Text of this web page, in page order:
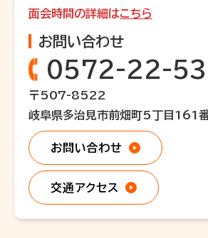
面会時間の詳細はこちら
お問い合わせ
0572-22-
〒507-8522
岐阜県多治見市前畑町5丁目161
お問い合わせ
交通アクセス